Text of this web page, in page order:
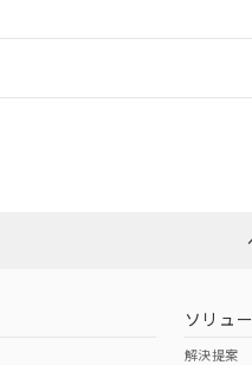
ダウンロードはこちら
（日本ソリュ
解決提案